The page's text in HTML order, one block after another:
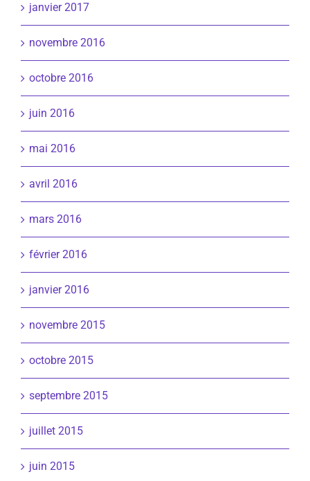
janvier 2017
novembre 2016
octobre 2016
juin 2016
mai 2016
avril 2016
mars 2016
février 2016
janvier 2016
novembre 2015
octobre 2015
septembre 2015
juillet 2015
juin 2015